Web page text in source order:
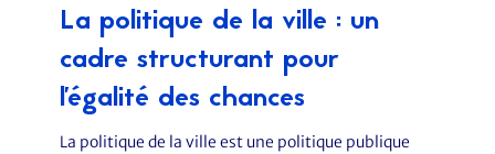
La politique de la ville : un
cadre structurant pour
l'égalité des chances
La politique de la ville est une politique publique